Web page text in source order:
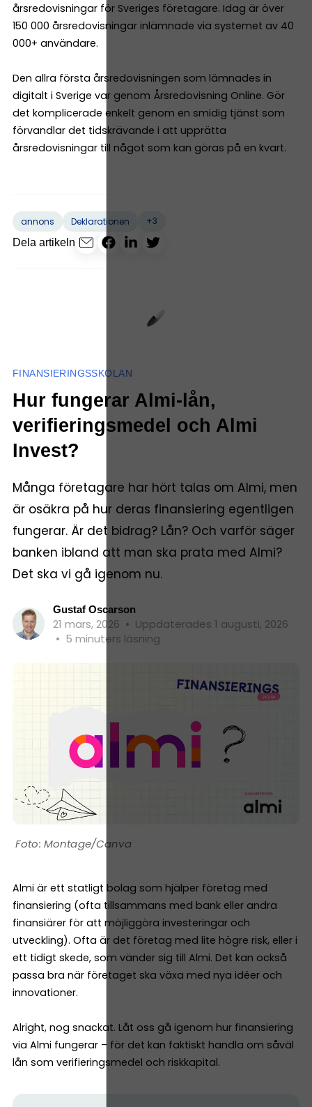
årsredovisningar för Sveriges företagare. Idag är över
150 000 årsredovisningar inlämnade via systemet av 40
000+ användare.
Den allra första årsredovisningen som lämnades in
digitalt i Sverige var genom Årsredovisning Online. Gör
det komplicerade enkelt genom en smidig tjänst som
förvandlar det tidskrävande i att upprätta
årsredovisningar till något som kan göras på en kvart.
annons Deklarationen
+3
Dela artikeln
FINANSIERINGSSKOLAN
Hur fungerar Almi-lån,
verifieringsmedel och Almi
Invest?
Många företagare har hört talas om Almi, men
är osäkra på hur deras finansiering egentligen
fungerar. Är det bidrag? Lån? Och varför säger
banken ibland att man ska prata med Almi?
Det ska vi gå igenom nu.
Gustaf Oscarson
21 mars, 2026 • Uppdaterades 1 augusti, 2026
• 5 minuters läsning
Montage/Canva
Almi är ett statligt bolag som hjälper företag med
finansiering (ofta tillsammans med bank eller andra
finansiärer för att möjliggöra investeringar och
utveckling). Ofta är det företag med lite högre risk, eller i
ett tidigt skede, som vänder sig till Almi. Det kan också
passa bra när företaget ska växa med nya idéer och
innovationer.
Alright, nog snackat. Låt oss gå igenom hur finansiering
via Almi fungerar – för det kan faktiskt handla om såväl
lån som verifieringsmedel och riskkapital.